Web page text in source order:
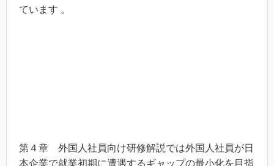
ています 。
第４章 外国人社員向け研修解説では外国人社員が日
本企業で就業初期に遭遇するギャップの最小化を目指